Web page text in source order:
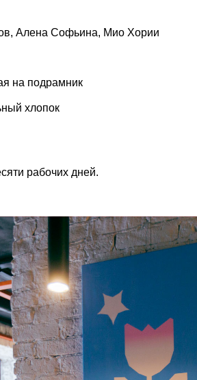
Алена Софьина, Мио Хории
на подрамник
хлопок
рабочих дней.